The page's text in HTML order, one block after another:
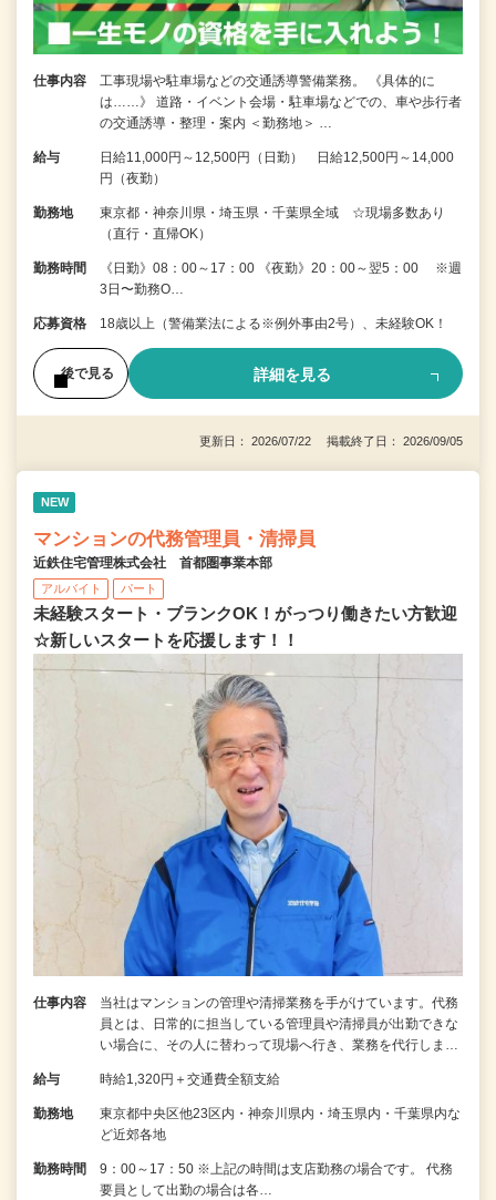
仕事内容
工事現場や駐車場などの交通誘導警備業務。 《具体的に
は……》 道路・イベント会場・駐車場などでの、車や歩行者
の交通誘導・整理・案内 ＜勤務地＞ …
給与
日給11,000円～12,500円（日勤） 日給12,500円～14,000
円（夜勤）
勤務地
東京都・神奈川県・埼玉県・千葉県全域 ☆現場多数あり
（直行・直帰OK）
勤務時間
《日勤》08：00～17：00 《夜勤》20：00～翌5：00 ※週
3日〜勤務O…
応募資格 18歳以上（警備業法による※例外事由2号）、未経験OK！
後で見る 詳細を見る
更新日： 2026/07/22 掲載終了日： 2026/09/05
NEW
マンションの代務管理員・清掃員
近鉄住宅管理株式会社 首都圏事業本部
アルバイト パート
未経験スタート・ブランクOK！がっつり働きたい方歓迎
☆新しいスタートを応援します！！
仕事内容
当社はマンションの管理や清掃業務を手がけています。代務
員とは、日常的に担当している管理員や清掃員が出勤できな
い場合に、その人に替わって現場へ行き、業務を代行しま…
給与 時給1,320円＋交通費全額支給
勤務地
東京都中央区他23区内・神奈川県内・埼玉県内・千葉県内な
ど近郊各地
勤務時間
9：00～17：50 ※上記の時間は支店勤務の場合です。 代務
要員として出勤の場合は各…